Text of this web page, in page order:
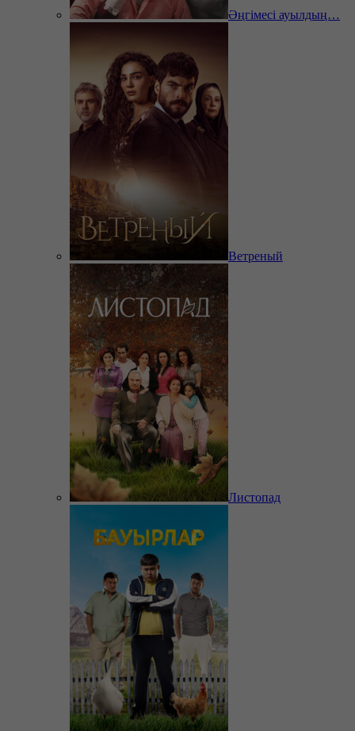
Әңгімесі ауылдың…
Ветреный
Листопад